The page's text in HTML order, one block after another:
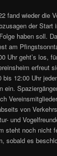
fand wieder die
der Start
haben soll.
am
Uhr geht’s los,
erfreut
bis 12:00 Uhr
ein.
von
und
steht noch nicht
sobald es